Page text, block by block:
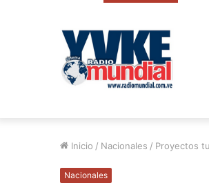
Inicio / Nacionales / Proyectos
Nacionales